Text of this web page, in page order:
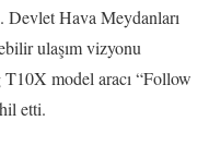
Devlet Hava Meydanları
ulaşım vizyonu
model aracı “Follow
etti.